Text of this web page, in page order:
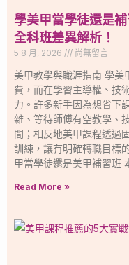
學美甲當學徒還是
全科班差異解析！
5 8 月, 2026 尚無留言
美甲教學與職涯指南 學美
費，而在學習主導權、技
力。許多新手因為想省下
雜、等待師傅有空教學、
間；相反地美甲課程透過
訓練，讓有明確轉職目標
甲當學徒還是美甲補習班
Read More »